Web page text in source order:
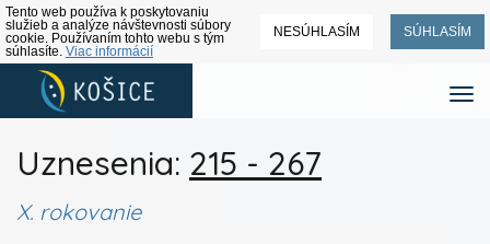
Tento web používa k poskytovaniu
služieb a analýze návštevnosti súbory
cookie. Používaním tohto webu s tým
súhlasíte. Viac informácií
NESÚHLASÍM SÚHLASÍM
Uznesenia: 215 - 267
X. rokovanie